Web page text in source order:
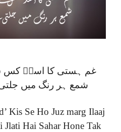
غم ہستی کا اسدؔ کس
شمع ہر رنگ میں
Kis Se Ho Juz marg Ilaaj
Jlati Hai Sahar Hone Tak